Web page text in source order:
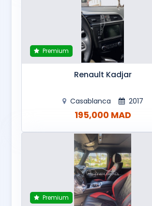
Premium
Renault Kadjar
Casablanca 2017
195,000 MAD
Premium